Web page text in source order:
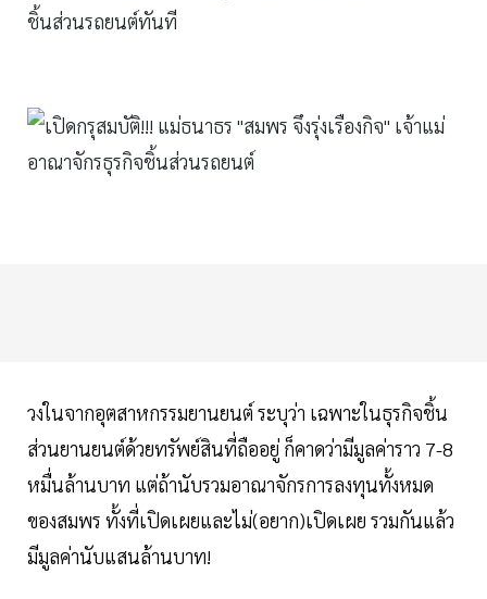
ชิ้นส่วนรถยนต์ทันที
วงในจากอุตสาหกรรมยานยนต์ ระบุว่า เฉพาะในธุรกิจชิ้น
ส่วนยานยนต์ด้วยทรัพย์สินที่ถืออยู่ ก็คาดว่ามีมูลค่าราว 7-8
หมื่นล้านบาท แต่ถ้านับรวมอาณาจักรการลงทุนทั้งหมด
ของสมพร ทั้งที่เปิดเผยและไม่(อยาก)เปิดเผย รวมกันแล้ว
มีมูลค่านับแสนล้านบาท!